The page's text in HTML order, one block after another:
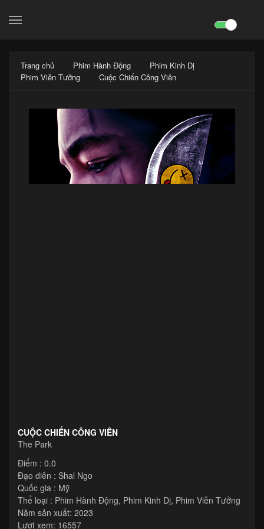
Trang chủ Phim Hành Động
Phim Kinh Dị
Phim Viễn Tưởng
Cuộc Chiến Công Viên
CUỘC CHIẾN CÔNG VIÊN
The Park
Điểm : 0.0
Đạo diễn : Shal Ngo
Quốc gia : Mỹ
Thể loại : Phim Hành Động, Phim Kinh Dị, Phim Viễn Tưởng
Năm sản xuất: 2023
Lượt xem: 16557